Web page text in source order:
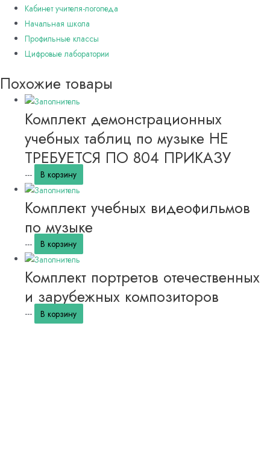
Кабинет учителя-логопеда
Начальная школа
Профильные классы
Цифровые лаборатории
Похожие товары
Комплект демонстрационных
учебных таблиц по музыке НЕ
ТРЕБУЕТСЯ ПО 804 ПРИКАЗУ
--- В корзину
Комплект учебных видеофильмов
по музыке
--- В корзину
Комплект портретов отечественных
и зарубежных композиторов
--- В корзину